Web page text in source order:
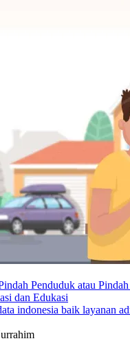
Penduduk atau
dan Edukasi
indonesia baik layanan